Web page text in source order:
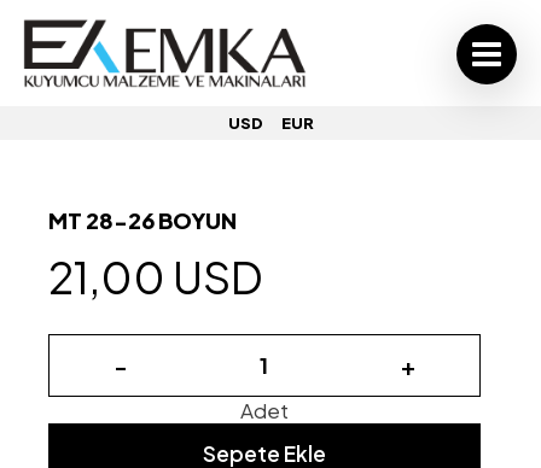
USD EUR
MT 28-26 BOYUN
21,00 USD
- +
Adet
Sepete Ekle